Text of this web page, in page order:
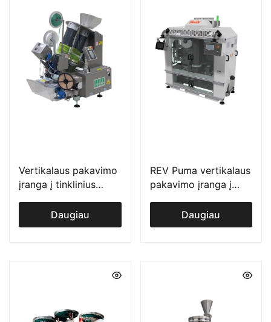
Vertikalaus pakavimo
įranga į tinklinius
Daugiau
REV Puma vertikalaus
pakavimo įranga į
Daugiau